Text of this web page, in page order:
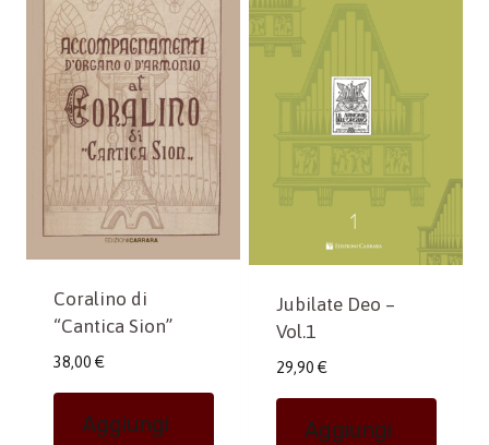
Coralino di
“Cantica Sion”
38,00 €
Aggiungi
Jubilate Deo –
Vol.1
29,90 €
Aggiungi